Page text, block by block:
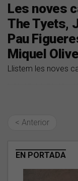
Les noves
The Tyets,
Pau
Miquel
Llistem les noves
< Anterior
EN PORTADA